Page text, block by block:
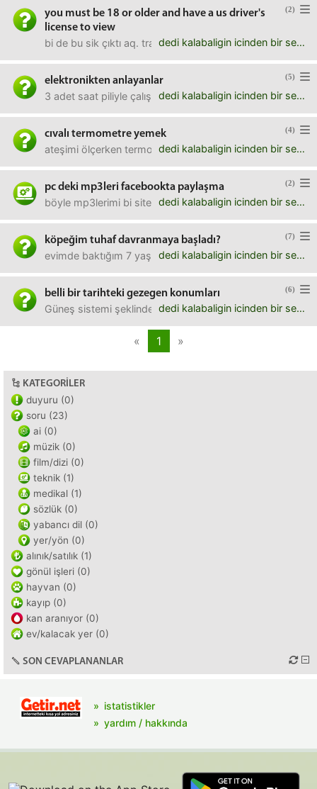
(2)
you must be 18 or older and have a us driver's
license to view
dedi kalabaligin icinden bir ses
bi de bu sik çıktı aq. trailer izlemek için bile soruyorlar.
(5)
elektronikten anlayanlar
dedi kalabaligin icinden bir ses
3 adet saat piliyle çalışan aleti şarjlı kalem pil ile
(4)
cıvalı termometre yemek
dedi kalabaligin icinden bir ses
ateşimi ölçerken termometreyi ısırdım.(gülmeyin olm)
(2)
pc deki mp3leri facebookta paylaşma
dedi kalabaligin icinden bir ses
böyle mp3lerimi bi siteye yükleyim, embeded player
(7)
köpeğim tuhaf davranmaya başladı?
dedi kalabaligin icinden bir ses
evimde baktığım 7 yaşında bir pitbullum var. son iki
(6)
belli bir tarihteki gezegen konumları
dedi kalabaligin icinden bir ses
Güneş sistemi şeklinde bir dövme yaptırmayı
« 1 »
KATEGORILER
duyuru (0)
soru (23)
ai (0)
müzik (0)
film/dizi (0)
teknik (1)
medikal (1)
sözlük (0)
yabancı dil (0)
yer/yön (0)
alınık/satılık (1)
gönül işleri (0)
hayvan (0)
kayıp (0)
kan aranıyor (0)
ev/kalacak yer (0)
SON CEVAPLANANLAR
istatistikler
yardım / hakkında